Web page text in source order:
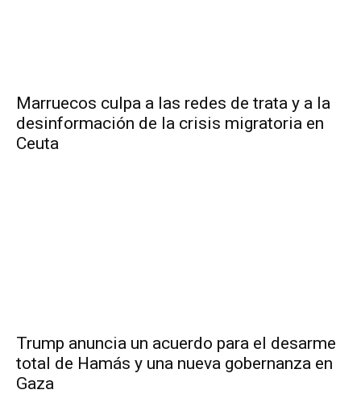
Marruecos culpa a las redes de trata y a la
desinformación de la crisis migratoria en
Ceuta
Trump anuncia un acuerdo para el desarme
total de Hamás y una nueva gobernanza en
Gaza